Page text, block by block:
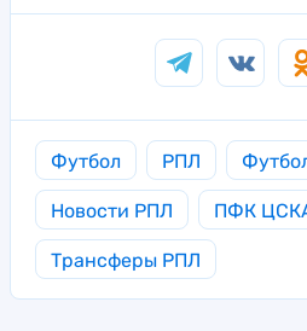
Футбол РПЛ
Новости РПЛ ПФК
Трансферы РПЛ